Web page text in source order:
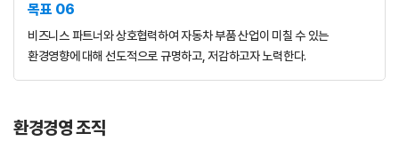
목표 06
비즈니스 파트너와 상호협력하여 자동차 부품 산업이 미칠 수 있는
환경영향에 대해 선도적으로 규명하고,저감하고자 노력한다.
환경경영 조직